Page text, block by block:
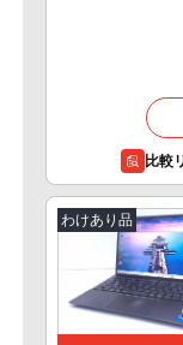
比較
わけあり品